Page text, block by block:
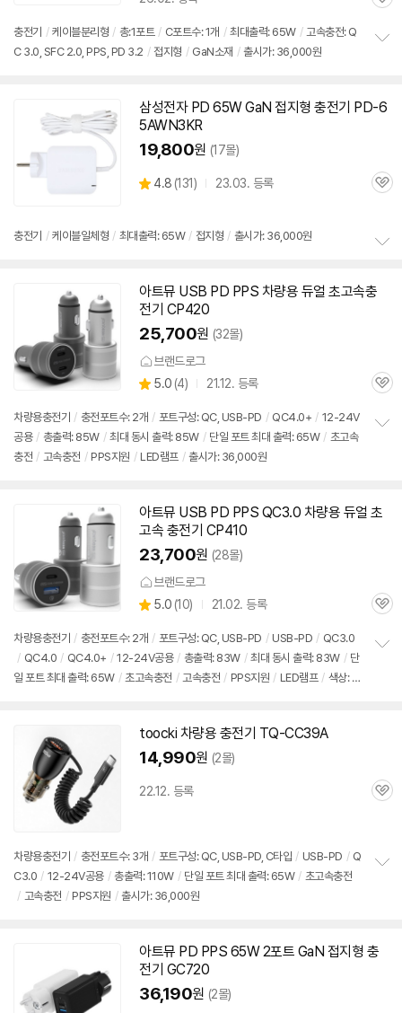
관
충전기 / 케이블분리형 / 총:1포트 / C포트수: 1개 / 최대출력: 65W / 고속충전: Q
C 3.0, SFC 2.0, PPS, PD 3.2 / 접지형 / GaN소재 / 출시가: 36,000원
치
삼성전자 PD 65WGaN 접지형 충전기 PD-6
5AWN3KR
19,800원 (17몰)
별
4.8 (상
뷰
131) 23.03. 등록
관
충전기 / 케이블일체형 / 최대출력: 65W / 접지형 / 출시가: 36,000원
아트뮤 USB PD PPS 차량용 듀얼 초고속충
전기 CP420
25,700원 (32몰)
브랜드로그
별
점
5.0 (상
리
뷰
4) 21.12. 등록
관
차량용충전기 / 충전포트수: 2개 / 포트구성: QC, USB-PD / QC4.0+ / 12-24V
공용 / 총출력: 85W / 최대 동시 출력: 85W / 단일 포트 최대 출력: 65W / 초고속
충전 / 고속충전 / PPS지원 / LED램프 / 출시가: 36,000원
아트뮤 USB PD PPS QC3.0 차량용 듀얼 초
고속 충전기 CP410
23,700원 (28몰)
브랜드로그
별
점
5.0 (상
리
뷰
10) 21.02. 등록
관
차량용충전기 / 충전포트수: 2개 / 포트구성: QC, USB-PD / USB-PD / QC3.0
/ QC4.0 / QC4.0+ / 12-24V공용 / 총출력: 83W / 최대 동시 출력: 83W / 단
일 포트 최대 출력: 65W / 초고속충전 / 고속충전 / PPS지원 / LED램프 / 색상: 실
toocki 차량용 충전기 TQ-CC39A
14,990원 (2몰)
22.12. 등록
관
차량용충전기 / 충전포트수: 3개 / 포트구성: QC, USB-PD, C타입 / USB-PD / Q
C3.0 / 12-24V공용 / 총출력: 110W / 단일 포트 최대 출력: 65W / 초고속충전
/ 고속충전 / PPS지원 / 출시가: 36,000원
아트뮤 PD PPS 65W2포트 GaN 접지형 충
전기 GC720
36,190원 (2몰)